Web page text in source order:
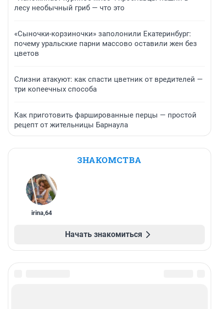
лесу необычный гриб — что это
«Сыночки-корзиночки» заполонили Екатеринбург:
почему уральские парни массово оставили жен без
цветов
Слизни атакуют: как спасти цветник от вредителей —
три копеечных способа
Как приготовить фаршированные перцы — простой
рецепт от жительницы Барнаула
ЗНАКОМСТВА
irina,64
Начать знакомиться